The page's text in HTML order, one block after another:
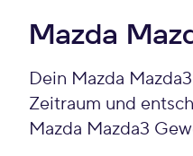
Mazda
Dein Mazda Mazda3 Gewerbefahrzeug wartet schon auf Dich. Bei Allane least Du Deinen Gewerbe-Mazda Mazda3 für einen individuellen
Zeitraum und
Mazda Mazda3